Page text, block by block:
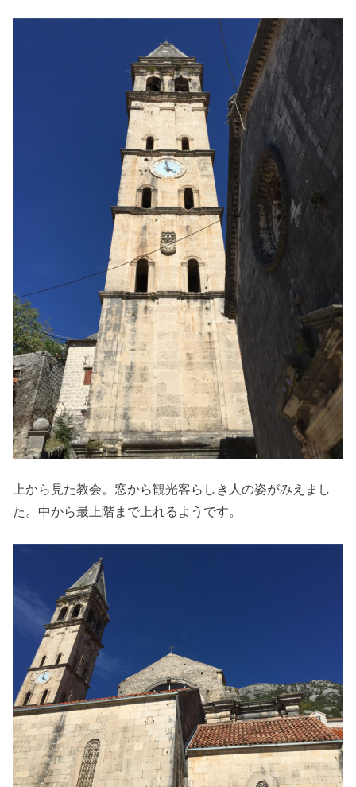
上から見た教会。窓から観光客らしき人の姿がみえまし
た。中から最上階まで上れるようです。